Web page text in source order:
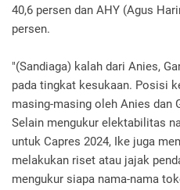
40,6 persen dan AHY (Agus
persen.
"(Sandiaga) kalah dari Anies,
pada tingkat kesukaan. Posisi
masing-masing oleh Anies dan
Selain mengukur elektabilitas
untuk Capres 2024, Ike juga
melakukan riset atau jajak
mengukur siapa nama-nama